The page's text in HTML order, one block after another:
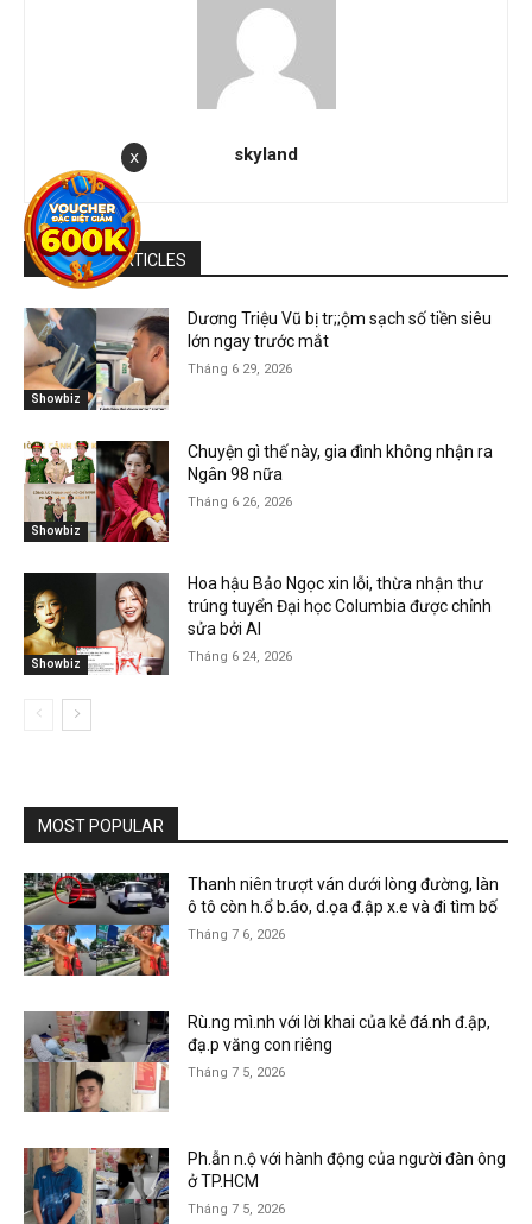
skyland
RELATED ARTICLES
Showbiz
Dương Triệu Vũ bị tr;;ộm sạch số tiền siêu
lớn ngay trước mắt
Tháng 6 29, 2026
Showbiz
Chuyện gì thế này, gia đình không nhận ra
Ngân 98 nữa
Tháng 6 26, 2026
Showbiz
Hoa hậu Bảo Ngọc xin lỗi, thừa nhận thư
trúng tuyển Đại học Columbia được chỉnh
sửa bởi AI
Tháng 6 24, 2026
MOST POPULAR
Thanh niên trượt ván dưới lòng đường, làn
ô tô còn h.ổ b.áo, d.ọa đ.ập x.e và đi tìm bố
Tháng 7 6, 2026
Rù.ng mì.nh với lời khai của kẻ đá.nh đ.ập,
đạ.p văng con riêng
Tháng 7 5, 2026
Ph.ẫn n.ộ với hành động của người đàn ông
ở TP.HCM
Tháng 7 5, 2026
x